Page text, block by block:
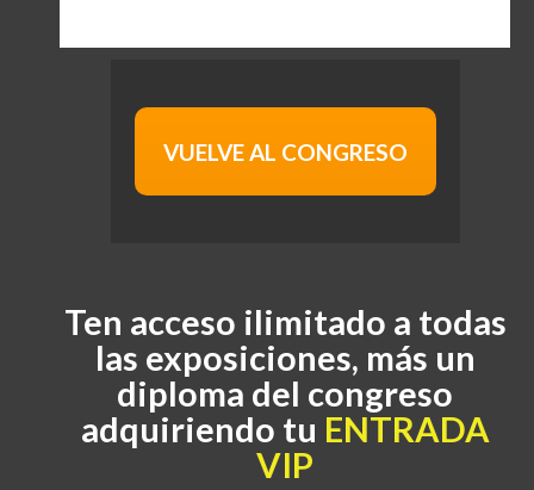
VUELVE AL CONGRESO
Ten acceso ilimitado a todas
las exposiciones, más un
diploma del congreso
adquiriendo tu ENTRADA
VIP